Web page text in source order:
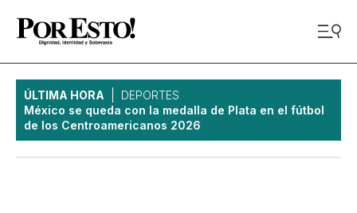
ÚLTIMA HORA
DEPORTES
México se queda con la medalla de Plata en el fútbol
de los Centroamericanos 2026